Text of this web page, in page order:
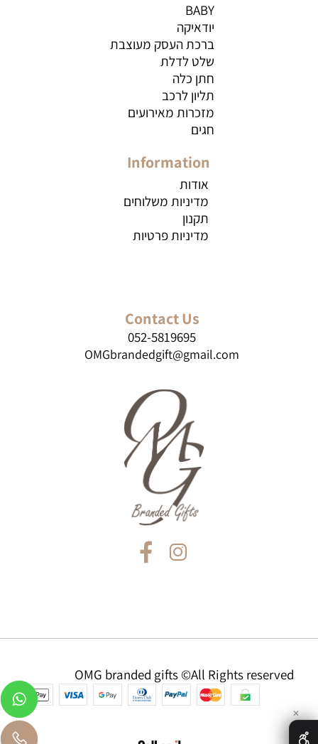
BABY
יודאיקה
ברכת העסק מעוצבת
שלט לדלת
חתן כלה
תליון לרכב
מזכרות מאירועים
חגים
Information
אודות
מדיניות משלוחים
תקנון
מדיניות פרטיות
Contact Us
052-5819695
OMGbrandedgift@gmail.com
✕